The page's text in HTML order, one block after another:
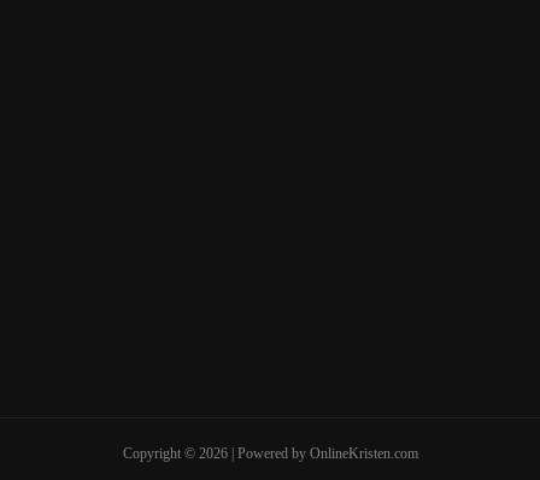
Copyright © 2026 | Powered by OnlineKristen.com